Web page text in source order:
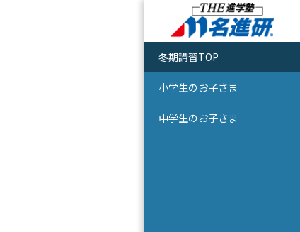
冬期講習TOP
小学生のお子さま
中学生のお子さま